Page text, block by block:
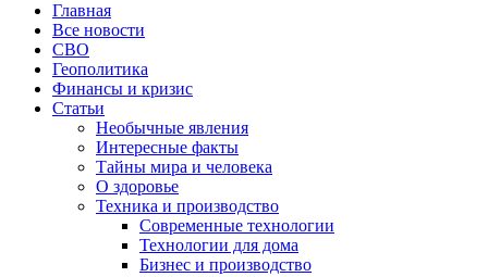
Главная
Все новости
СВО
Геополитика
Финансы и кризис
Статьи
Необычные явления
Интересные факты
Тайны мира и человека
О здоровье
Техника и производство
Современные технологии
Технологии для дома
Бизнес и производство